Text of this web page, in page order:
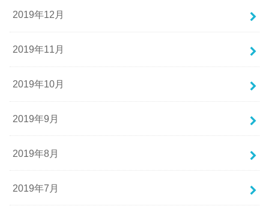
2019年12月
2019年11月
2019年10月
2019年9月
2019年8月
2019年7月